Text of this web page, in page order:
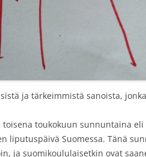
ja tärkeimmistä sanoista,
toisena toukokuun sunnuntaina
liputuspäivä Suomessa. Tänä
ja suomikoululaisetkin ovat